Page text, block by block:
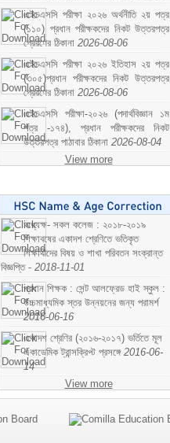
এইচএসসি পরীক্ষা ২০২৬ অর্থনীতি ২য় পত্র
(১১০) প্রধান পরীক্ষকদের নিকট উত্তরপত্র
প্রেরণের ঠিকানা 2026-08-06
এইচএসসি পরীক্ষা ২০২৬ ইতিহাস ২য় পত্র
(৩০৫)প্রধান পরীক্ষকদের নিকট উত্তরপত্র
প্রেরণের ঠিকানা 2026-08-06
এইচএসসি পরীক্ষা-২০২৬ (পদার্থবিজ্ঞান ১ম
পত্র -১৭৪), প্রধান পরীক্ষকদের নিকট
উত্তরপত্র পাঠাবার ঠিকানা 2026-08-04
View more
অধ্যক্ষ- সকল কলেজ : ২০১৮-২০১৯
শিক্ষাবষের একাদশ শ্রেণিতে ভতিকৃত
শিক্ষাথীদের বিষয় ও শাখা পরিবতন সংক্রান্ত
বিজ্ঞপ্তি - 2018-11-01
প্রধান শিক্ষক : সেন্ট আলফ্রেড হাই স্কুল :
উচ্চমাধ্যমিক স্তর উন্নয়নের জন্য পরামর্শ
2016-06-16
একাদশ শ্রেণির (২০১৬-২০১৭) ভর্তিতে মূল
একাডেমিক ট্রান্সক্রিপ্ট প্রসঙ্গে 2016-06-
14
View more